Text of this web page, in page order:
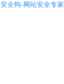
安全狗-网站安全专家